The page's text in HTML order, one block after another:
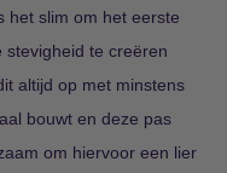
het slim om het eerste
stevigheid te creëren
altijd op met minstens
bouwt en deze pas
om hiervoor een lier